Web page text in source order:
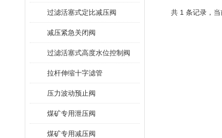
过滤活塞式定比减压阀
减压紧急关闭阀
过滤活塞式高度水位控制阀
拉杆伸缩十字滤管
压力波动预止阀
煤矿专用泄压阀
煤矿专用减压阀
共 1 条记录，